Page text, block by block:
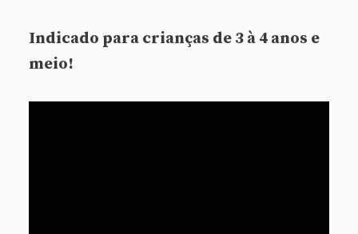
Indicado para crianças de 3 à 4 anos e
meio!